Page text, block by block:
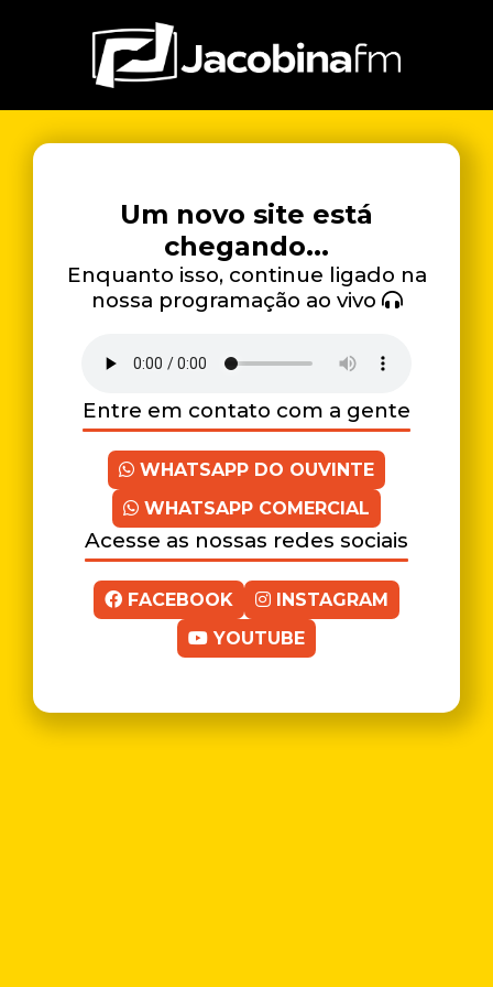
Um novo site está
chegando...
Enquanto isso, continue ligado na
nossa programação ao vivo
Entre em contato com a gente
WHATSAPP DO OUVINTE
WHATSAPP COMERCIAL
Acesse as nossas redes sociais
FACEBOOK
INSTAGRAM
YOUTUBE